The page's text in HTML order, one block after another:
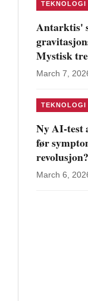
TEKNOLOGI
Antarktis'
Mystisk
March 7,
TEKNOLOGI
Ny AI-test
før
revolusjon?
March 6,